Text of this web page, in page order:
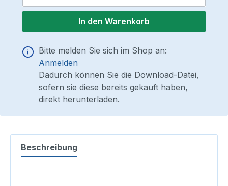
In den Warenkorb
Bitte melden Sie sich im Shop an:
Anmelden
Dadurch können Sie die Download-Datei,
sofern sie diese bereits gekauft haben,
direkt herunterladen.
Beschreibung